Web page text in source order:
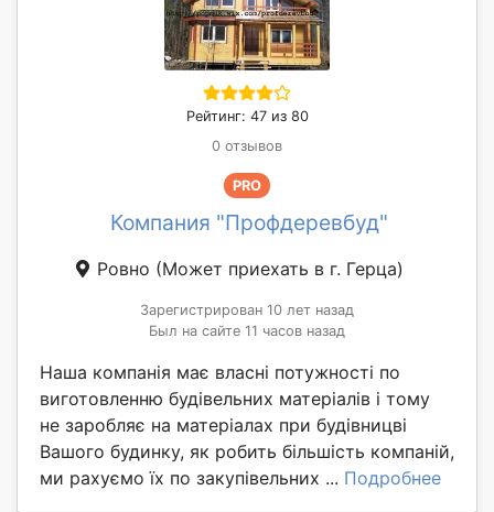
Рейтинг: 47 из 80
0 отзывов
PRO
Компания "Профдеревбуд"
Ровно (Может приехать в г. Герца)
Зарегистрирован 10 лет назад
Был на сайте 11 часов назад
Наша компанія має власні потужності по
виготовленню будівельних матеріалів і тому
не заробляє на матеріалах при будівницві
Вашого будинку, як робить більшість компаній,
ми рахуємо їх по закупівельних ... Подробнее